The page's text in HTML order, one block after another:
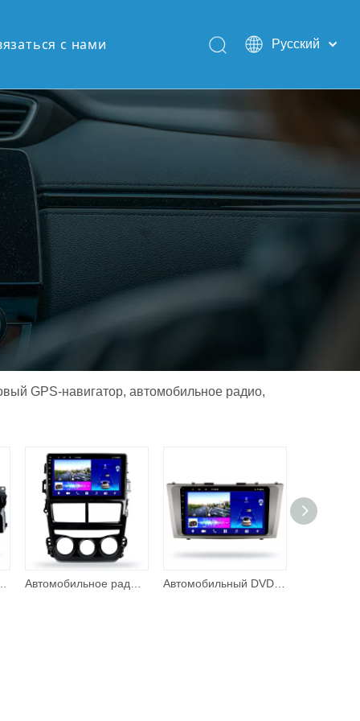
с нами
Pусский
Español
GPS-навигатор, автомобильное радио,